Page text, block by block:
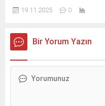
Bulgaristan’ın Asenovgrad
protokolü imzaladı.
19.11.2025 0
Bir Yorum Yazın